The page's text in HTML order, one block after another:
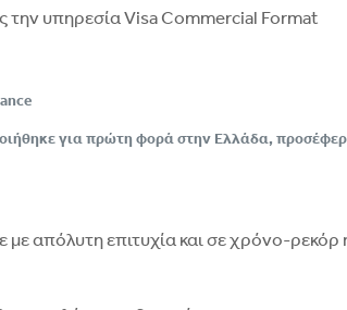
την υπηρεσία Visa Commercial Format
για πρώτη φορά στην Ελλάδα,
απόλυτη επιτυχία και σε χρόνο-